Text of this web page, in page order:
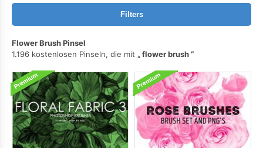
Filters
Flower Brush Pinsel
1.196 kostenlosen Pinseln, die mit
flower brush